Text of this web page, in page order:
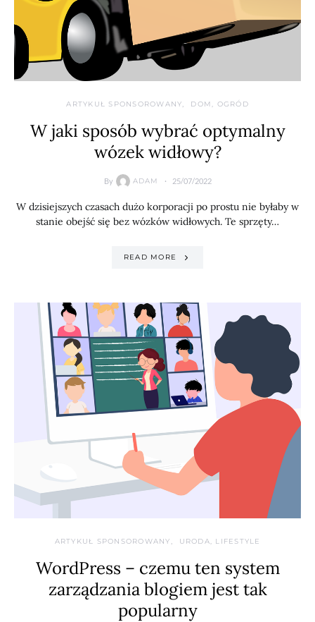
ARTYKUŁ SPONSOROWANY DOM, OGRÓD
W jaki sposób wybrać optymalny
wózek widłowy?
By ADAM 25/07/2022
W dzisiejszych czasach dużo korporacji po prostu nie byłaby w
stanie obejść się bez wózków widłowych. Te sprzęty…
READ MORE
ARTYKUŁ SPONSOROWANY URODA, LIFESTYLE
WordPress – czemu ten system
zarządzania blogiem jest tak
popularny